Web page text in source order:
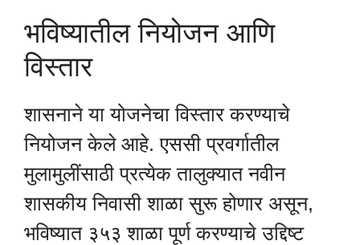
भविष्यातील नियोजन आणि
विस्तार
शासनाने या योजनेचा विस्तार करण्याचे
नियोजन केले आहे. एससी प्रवर्गातील
मुलामुलींसाठी प्रत्येक तालुक्यात नवीन
शासकीय निवासी शाळा सुरू होणार असून,
भविष्यात ३५३ शाळा पूर्ण करण्याचे उद्दिष्ट